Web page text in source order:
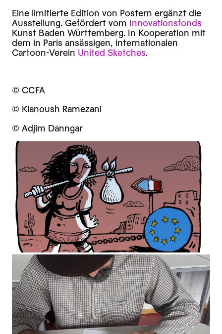
Eine limitierte Edition von Postern ergänzt die
Ausstellung. Gefördert vom Innovationsfonds
Kunst Baden Württemberg. In Kooperation mit
dem in Paris ansässigen, internationalen
Cartoon-Verein United Sketches.
© CCFA
© Kianoush Ramezani
© Adjim Danngar